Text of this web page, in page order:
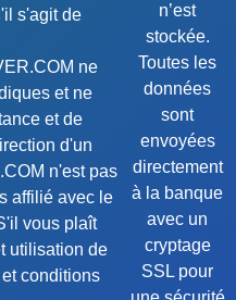
s'agit de
ne
et ne
et de
d'un
n'est pas
affilié avec le
vous plaît
utilisation de
conditions
n’est
stockée.
Toutes les
données
sont
envoyées
directement
à la banque
avec un
cryptage
SSL pour